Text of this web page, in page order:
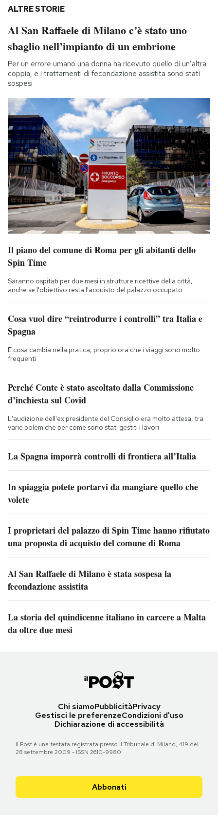
ALTRE STORIE
Al San Raffaele di Milano c’è stato uno
sbaglio nell’impianto di un embrione
Per un errore umano una donna ha ricevuto quello di un’altra
coppia, e i trattamenti di fecondazione assistita sono stati
sospesi
Il piano del comune di Roma per gli abitanti dello
Spin Time
Saranno ospitati per due mesi in strutture ricettive della città,
anche se l'obiettivo resta l'acquisto del palazzo occupato
Cosa vuol dire “reintrodurre i controlli” tra Italia e
Spagna
E cosa cambia nella pratica, proprio ora che i viaggi sono molto
frequenti
Perché Conte è stato ascoltato dalla Commissione
d’inchiesta sul Covid
L'audizione dell'ex presidente del Consiglio era molto attesa, tra
varie polemiche per come sono stati gestiti i lavori
La Spagna imporrà controlli di frontiera all’Italia
In spiaggia potete portarvi da mangiare quello che
volete
I proprietari del palazzo di Spin Time hanno rifiutato
una proposta di acquisto del comune di Roma
Al San Raffaele di Milano è stata sospesa la
fecondazione assistita
La storia del quindicenne italiano in carcere a Malta
da oltre due mesi
Chi siamoPubblicitàPrivacy
Gestisci le preferenzeCondizioni d'uso
Dichiarazione di accessibilità
Il Post è una testata registrata presso il Tribunale di Milano, 419 del
28 settembre 2009 - ISSN 2610-9980
Abbonati